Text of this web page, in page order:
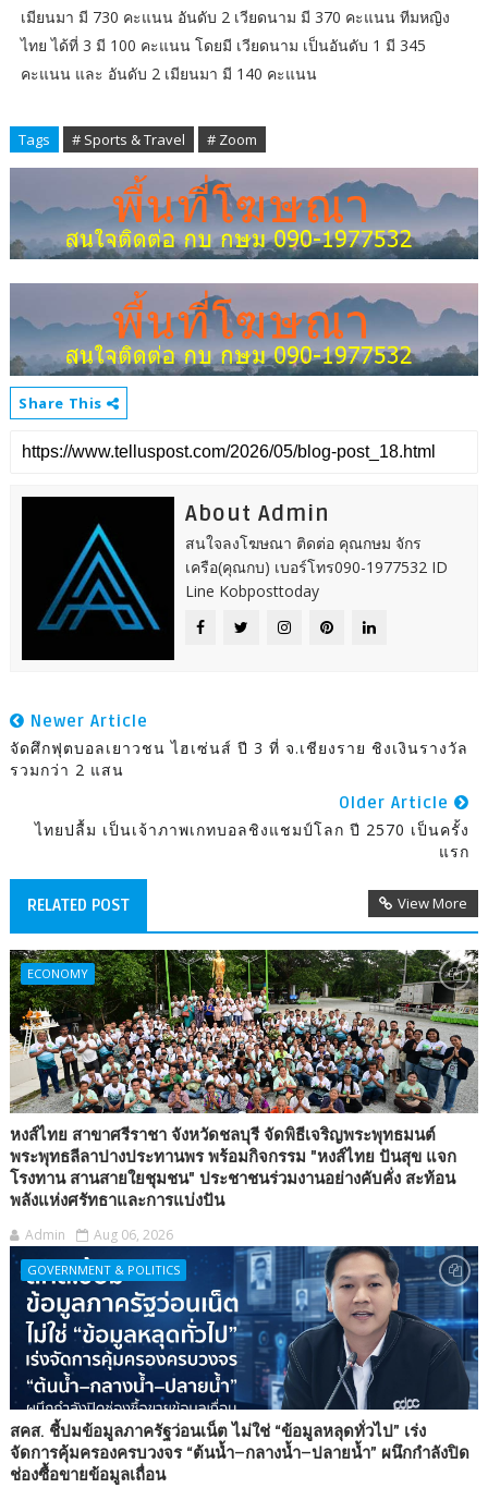
เมียนมา มี 730 คะแนน อันดับ 2 เวียดนาม มี 370 คะแนน ทีมหญิง
ไทย ได้ที่ 3 มี 100 คะแนน โดยมี เวียดนาม เป็นอันดับ 1 มี 345
คะแนน และ อันดับ 2 เมียนมา มี 140 คะแนน
Tags # Sports & Travel # Zoom
Share This
About Admin
สนใจลงโฆษณา ติดต่อ คุณกษม จักร
เครือ(คุณกบ) เบอร์โทร090-1977532 ID
Line Kobposttoday
Newer Article
จัดศึกฟุตบอลเยาวชน ไฮเซ่นส์ ปี 3 ที่ จ.เชียงราย ชิงเงินรางวัล
รวมกว่า 2 แสน
Older Article
ไทยปลื้ม เป็นเจ้าภาพเกทบอลชิงแชมป์โลก ปี 2570 เป็นครั้ง
แรก
RELATED POST View More
ECONOMY
หงส์ไทย สาขาศรีราชา จังหวัดชลบุรี จัดพิธีเจริญพระพุทธมนต์
พระพุทธลีลาปางประทานพร พร้อมกิจกรรม "หงส์ไทย ปันสุข แจก
โรงทาน สานสายใยชุมชน" ประชาชนร่วมงานอย่างคับคั่ง สะท้อน
พลังแห่งศรัทธาและการแบ่งปัน
Admin Aug 06, 2026
GOVERNMENT & POLITICS
สคส. ชี้ปมข้อมูลภาครัฐว่อนเน็ต ไม่ใช่ “ข้อมูลหลุดทั่วไป” เร่ง
จัดการคุ้มครองครบวงจร “ต้นน้ำ–กลางน้ำ–ปลายน้ำ” ผนึกกำลังปิด
ช่องซื้อขายข้อมูลเถื่อน